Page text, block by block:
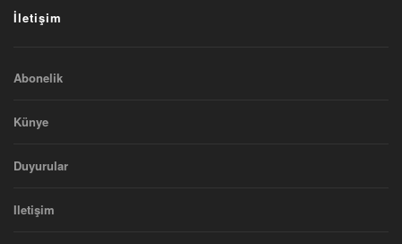
İletişim
Abonelik
Künye
Duyurular
Iletişim